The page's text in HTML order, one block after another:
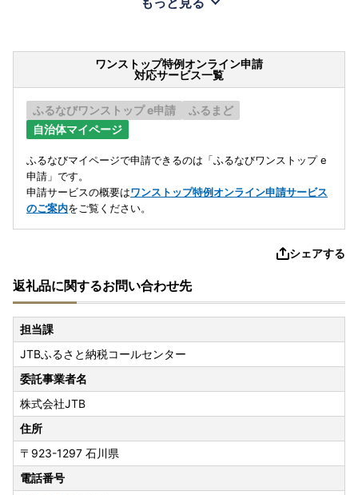
ワンストップ特例オンライン申請
対応サービス一覧
ふるなびワンストップ e申請
ふるまど
自治体マイページ
ふるなびマイページで申請できるのは「ふるなびワンストップ e
申請」です。
申請サービスの概要はワンストップ特例オンライン申請サービス
のご案内をご覧ください。
シェアする
返礼品に関するお問い合わせ先
担当課
JTBふるさと納税コールセンター
委託事業者名
株式会社JTB
住所
〒923-1297 石川県
電話番号